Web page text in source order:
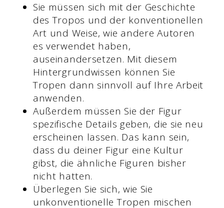
Sie müssen sich mit der Geschichte
des Tropos und der konventionellen
Art und Weise, wie andere Autoren
es verwendet haben,
auseinandersetzen. Mit diesem
Hintergrundwissen können Sie
Tropen dann sinnvoll auf Ihre Arbeit
anwenden.
Außerdem müssen Sie der Figur
spezifische Details geben, die sie neu
erscheinen lassen. Das kann sein,
dass du deiner Figur eine Kultur
gibst, die ähnliche Figuren bisher
nicht hatten.
Überlegen Sie sich, wie Sie
unkonventionelle Tropen mischen